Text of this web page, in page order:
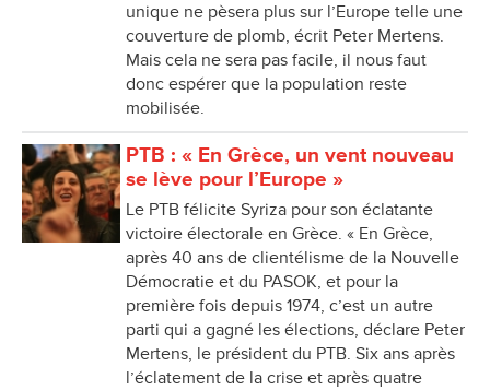
unique ne pèsera plus sur l’Europe telle une
couverture de plomb, écrit Peter Mertens.
Mais cela ne sera pas facile, il nous faut
donc espérer que la population reste
mobilisée.
PTB : « En Grèce, un vent nouveau
se lève pour l’Europe »
Le PTB félicite Syriza pour son éclatante
victoire électorale en Grèce. « En Grèce,
après 40 ans de clientélisme de la Nouvelle
Démocratie et du PASOK, et pour la
première fois depuis 1974, c’est un autre
parti qui a gagné les élections, déclare Peter
Mertens, le président du PTB. Six ans après
l’éclatement de la crise et après quatre